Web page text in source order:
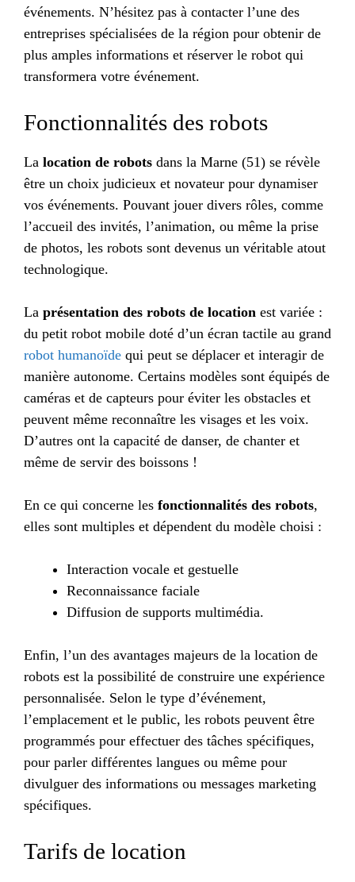
événements. N’hésitez pas à contacter l’une des
entreprises spécialisées de la région pour obtenir de
plus amples informations et réserver le robot qui
transformera votre événement.
Fonctionnalités des robots
La location de robots dans la Marne (51) se révèle
être un choix judicieux et novateur pour dynamiser
vos événements. Pouvant jouer divers rôles, comme
l’accueil des invités, l’animation, ou même la prise
de photos, les robots sont devenus un véritable atout
technologique.
La présentation des robots de location est variée :
du petit robot mobile doté d’un écran tactile au grand
robot humanoïde qui peut se déplacer et interagir de
manière autonome. Certains modèles sont équipés de
caméras et de capteurs pour éviter les obstacles et
peuvent même reconnaître les visages et les voix.
D’autres ont la capacité de danser, de chanter et
même de servir des boissons !
En ce qui concerne les fonctionnalités des robots,
elles sont multiples et dépendent du modèle choisi :
Interaction vocale et gestuelle
Reconnaissance faciale
Diffusion de supports multimédia.
Enfin, l’un des avantages majeurs de la location de
robots est la possibilité de construire une expérience
personnalisée. Selon le type d’événement,
l’emplacement et le public, les robots peuvent être
programmés pour effectuer des tâches spécifiques,
pour parler différentes langues ou même pour
divulguer des informations ou messages marketing
spécifiques.
Tarifs de location